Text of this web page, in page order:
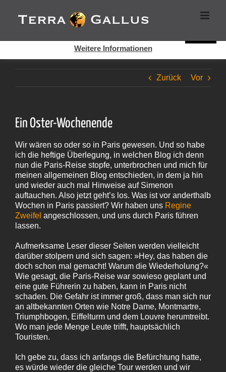
Inhalt
springen
Zurück Vor
Ein Oster-Wochenende
Wir wären so oder so in Paris gewesen. Und so habe
ich die heftige Überlegung, in welchen Blog ich denn
nun die Paris-Reise stopfe, unterbrochen und mich für
meinen allgemeinen Blog entschieden, in dem ja hin
und wieder auch mal Hinweise auf Simenon
auftauchen. Also jetzt geht’s los. Was ist vor anderthalb
Wochen in Paris passiert? Wir haben uns Regine
Zweifel angeschlossen, und uns durch Paris führen
lassen.
Aufmerksame Leser dieser Seiten werden vielleicht
darüber stolpern und sich sagen: »Hey, das haben die
doch schon mal gemacht! Warum die Wiederholung?«
Wie gesagt, die Paris-Reise war sowieso geplant und
eine gute Führerin zu haben, kann in Paris nicht
schaden. Die Gefahr ist immer groß, dass man sich nur
an altbekannten Orten wie Notre Dame, Montmartre,
Triumphbogen, Eiffelturm und dem Louvre herumtreibt.
Wo man jede Menge Leute trifft, hauptsächlich
Touristen.
Ich gebe zu, dass ich anfangs die Befürchtung hatte,
es würde wieder die gleiche Tour werden und wir
Cookies helfen auf auf dieser Seite bei der Bereitstellung der
Dienste. Durch die Nutzung dieser Webseite erklären Sie sich
Weitere Informationen